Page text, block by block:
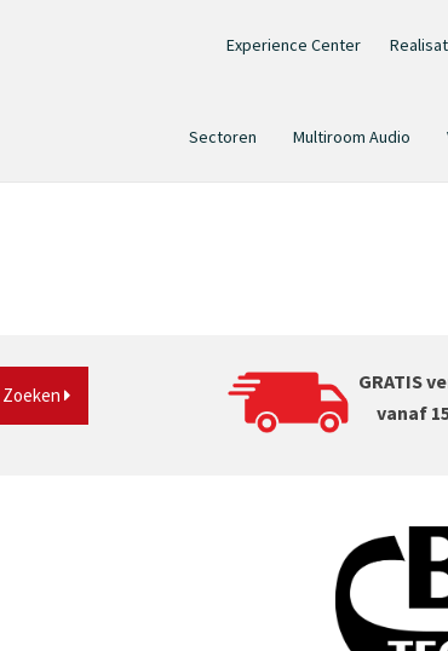
Experience Center
Sectoren Multiroom Audio
Zoeken
GRATIS
vanaf